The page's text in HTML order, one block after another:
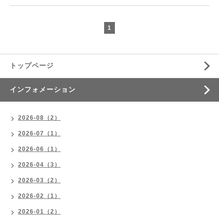
1
トップページ
インフォメーション
2026-08（2）
2026-07（1）
2026-06（1）
2026-04（3）
2026-03（2）
2026-02（1）
2026-01（2）